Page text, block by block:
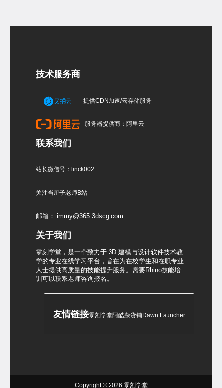
技术服务商
提供CDN加速/云存储服务
服务器提供商：阿里云
联系我们
站长微信号：linck002
关注当厘子老师B站
邮箱：timmy@365.3dscg.com
关于我们
零刻学堂，是一个致力于 3D 建模与设计软件技术教
学的专业在线学习平台，旨在为在校学生和在职专业
人士提供高质量的技能提升服务。需要Rhino技能培
训可以联系老师咨询报名。
友情链接零刻学堂阿酷杂货铺Dawn Launcher
Copyright © 2026 零刻学堂